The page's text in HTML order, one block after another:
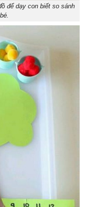
để dạy con biết so sánh